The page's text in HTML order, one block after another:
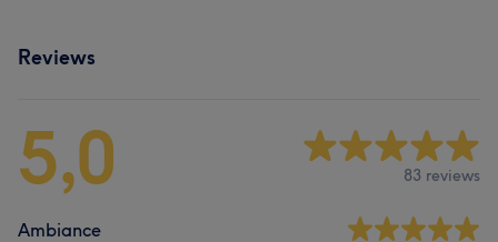
Reviews
5,0 83 reviews
Ambiance